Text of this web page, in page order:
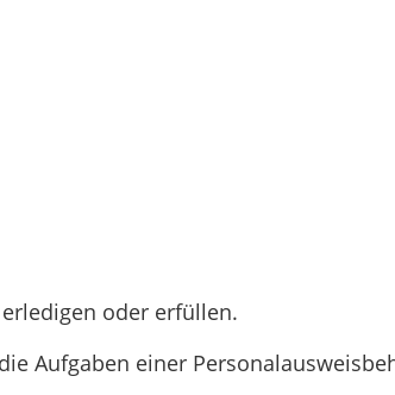
oder erfüllen.
Aufgaben einer